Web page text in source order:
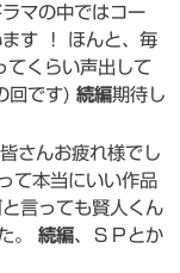
マの中ではコー
す ！ ほんと、毎
てくらい声出して
回です)続編期待し
さんお疲れ様でし
て本当にいい作品
言っても賢人くん
。続編、ＳＰとか